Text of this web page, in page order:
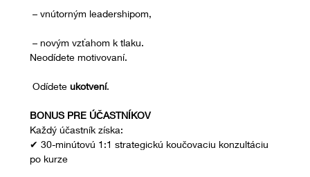
– vnútorným leadershipom,
– novým vzťahom k tlaku.
Neodídete motivovaní.
Odídete ukotvení.
BONUS PRE ÚČASTNÍKOV
Každý účastník získa:
✔ 30-minútovú 1:1 strategickú koučovaciu konzultáciu
po kurze